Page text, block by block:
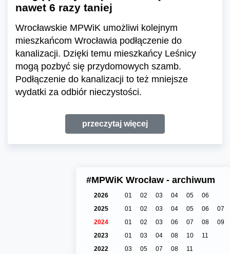
nawet 6 razy taniej
Wrocławskie MPWiK umożliwi kolejnym
mieszkańcom Wrocławia podłączenie do
kanalizacji. Dzięki temu mieszkańcy Leśnicy
mogą pozbyć się przydomowych szamb.
Podłączenie do kanalizacji to też mniejsze
wydatki za odbiór nieczystości.
przeczytaj więcej
#MPWiK Wrocław - archiwum
2026 01 02 03 04 05
06
2025
01 02 03 04 05 06
07
2024
01 02 03 06 07 08
09
2023
01 03 04 08 10
11
2022
03 05 07 08 11